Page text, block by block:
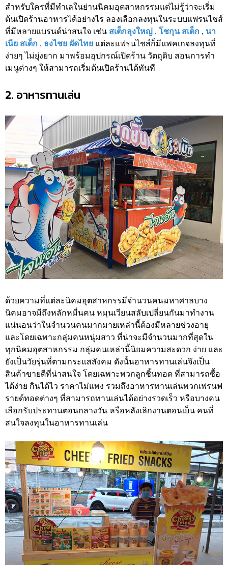
สำหรับใครที่มีทำเลในย่านนิคมอุตสาหกรรมแต่ไม่รู้ว่าจะเริ่ม
ต้นเปิดร้านอาหารได้อย่างไร ลองเลือกลงทุนในระบบแฟรนไชส์
ที่มีหลายแบรนด์น่าสนใจ เช่น สเต็กลุงใหญ่ , โชกุน สเต็ก , นา
เนีย สเต็ก , ธงไชย ผัดไทย แต่ละแฟรนไชส์ก็มีแพคเกจลงทุนที่
ง่ายๆ ไม่ยุ่งยาก มาพร้อมอุปกรณ์เปิดร้าน วัตถุดิบ สอนการทำ
เมนูต่างๆ ให้สามารถเริ่มต้นเปิดร้านได้ทันที
2. อาหารทานเล่น
ด้วยความที่แต่ละนิคมอุตสาหกรรมีจำนวนคนมหาศาลบาง
นิคมอาจมีถึงหลักหมื่นคน หมุนเวียนสลับเปลี่ยนกันมาทำงาน
แน่นอนว่าในจำนวนคนมากมายเหล่านี้ต้องมีหลายช่วงอายุ
และโดยเฉพาะกลุ่มคนหนุ่มสาว ที่น่าจะมีจำนวนมากที่สุดใน
ทุกนิคมอุตสาหกรรม กลุ่มคนเหล่านี้นิยมความสะดวก ง่าย และ
ยังเป็นวัยรุ่นที่ตามกระแสสังคม ดังนั้นอาหารทานเล่นจึงเป็น
สินค้าขายดีที่น่าสนใจ โดยเฉพาะพวกลูกชิ้นทอด ที่สามารถซื้อ
ได้ง่าย กินได้ไว ราคาไม่แพง รวมถึงอาหารทานเล่นพวกเฟรนฟ
รายด์ทอดต่างๆ ที่สามารถทานเล่นได้อย่างรวดเร็ว หรือบางคน
เลือกรับประทานตอนกลางวัน หรือหลังเลิกงานตอนเย็น คนที่
สนใจลงทุนในอาหารทานเล่น